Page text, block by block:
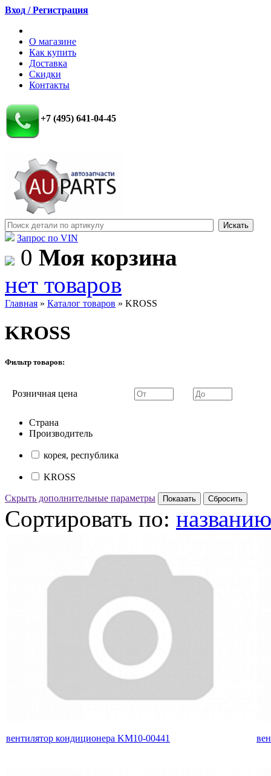
Вход / Регистрация
О магазине
Как купить
Доставка
Скидки
Контакты
+7 (495) 641-04-45
Запрос по VIN
0 Моя корзина
нет товаров
Главная » Каталог товаров » KROSS
KROSS
Фильтр товаров:
Розничная цена
Страна
Производитель
корея, республика
KROSS
Скрыть дополнительные параметры
Сортировать по:
вентилятор кондиционера KM10-00441